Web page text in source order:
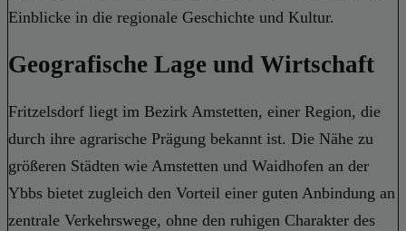
Einblicke in die regionale Geschichte und Kultur.
Geografische Lage und Wirtschaft
Fritzelsdorf liegt im Bezirk Amstetten, einer Region, die
durch ihre agrarische Prägung bekannt ist. Die Nähe zu
größeren Städten wie Amstetten und Waidhofen an der
Ybbs bietet zugleich den Vorteil einer guten Anbindung an
zentrale Verkehrswege, ohne den ruhigen Charakter des